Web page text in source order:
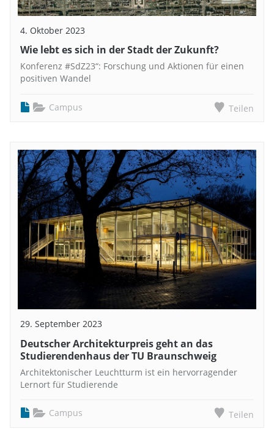
4. Oktober 2023
Wie lebt es sich in der Stadt der Zukunft?
Konferenz #SdZ23“: Forschung und Aktionen für einen
positiven Wandel
Campus Teilen
29. September 2023
Deutscher Architekturpreis geht an das
Studierendenhaus der TU Braunschweig
Architektonischer Leuchtturm ist ein hervorragender
Lernort für Studierende
Campus Teilen